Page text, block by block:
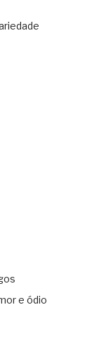
e ódio